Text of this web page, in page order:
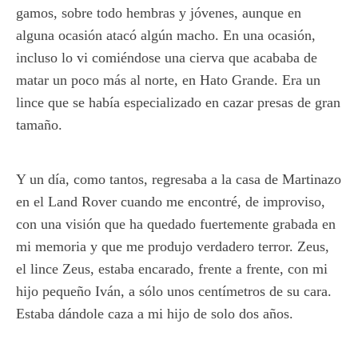
gamos, sobre todo hembras y jóvenes, aunque en
alguna ocasión atacó algún macho. En una ocasión,
incluso lo vi comiéndose una cierva que acababa de
matar un poco más al norte, en Hato Grande. Era un
lince que se había especializado en cazar presas de gran
tamaño.
Y un día, como tantos, regresaba a la casa de Martinazo
en el Land Rover cuando me encontré, de improviso,
con una visión que ha quedado fuertemente grabada en
mi memoria y que me produjo verdadero terror. Zeus,
el lince Zeus, estaba encarado, frente a frente, con mi
hijo pequeño Iván, a sólo unos centímetros de su cara.
Estaba dándole caza a mi hijo de solo dos años.